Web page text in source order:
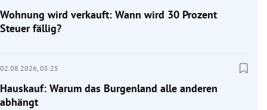
Wohnung wird verkauft: Wann wird 30 Prozent
Steuer fällig?
02.08.2026, 05:25
Hauskauf: Warum das Burgenland alle anderen
abhängt